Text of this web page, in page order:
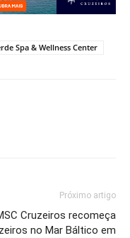
Spa & Wellness Center
Próximo artigo
Cruzeiros recomeça
no Mar Báltico em